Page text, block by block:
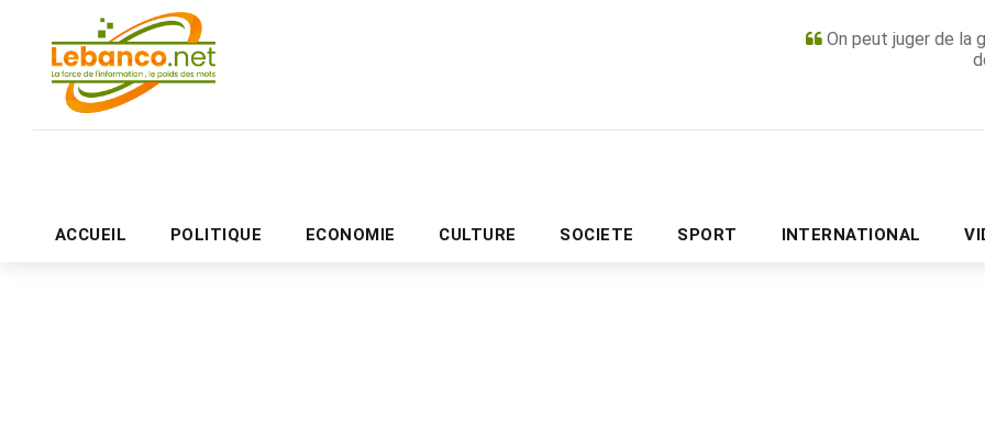
On peut juger de la
ACCUEIL POLITIQUE ECONOMIE CULTURE SOCIETE SPORT INTERNATIONAL
PUBLICITÉ